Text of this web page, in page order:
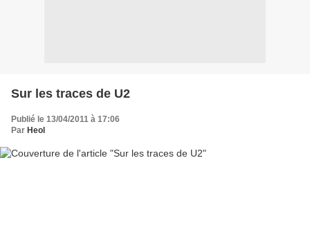
Sur les traces de U2
Publié le 13/04/2011 à 17:06
Par Heol